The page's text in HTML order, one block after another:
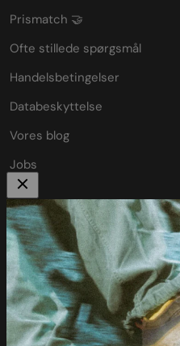
Prismatch 🤝
Ofte stillede spørgsmål
Handelsbetingelser
Databeskyttelse
Vores blog
Jobs
Om Mærkbare 🦶
Vi sælger barfodssko,
til fødder.
For os handler det om at
sko til dine fødder.